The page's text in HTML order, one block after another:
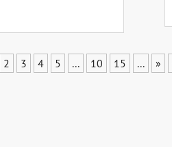
2 3 4 5 ... 10 15 ... »